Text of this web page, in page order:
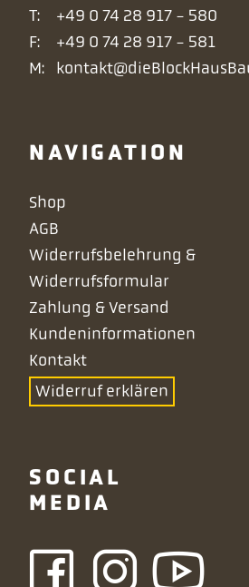
T:
+49 0 74 28 917 - 580
F:
+49 0 74 28 917 - 581
M:
NAVIGATION
Navigation
überspringen
Shop
AGB
Widerrufsbelehrung &
Widerrufsformular
Zahlung & Versand
Kundeninformationen
Kontakt
Widerruf erklären
SOCIAL
MEDIA